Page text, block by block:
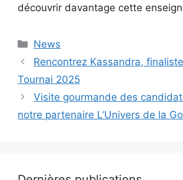
découvrir davantage cette
Catégories
News
Rencontrez Kassandra,
Tournai 2025
Visite gourmande des
notre partenaire L’Univers de la